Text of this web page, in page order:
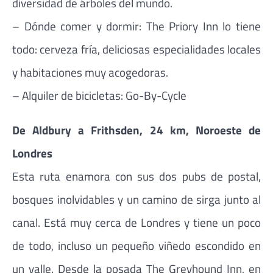
– Dónde comer y dormir: The Priory Inn lo tiene
todo: cerveza fría, deliciosas especialidades locales
y habitaciones muy acogedoras.
– Alquiler de bicicletas: Go-By-Cycle
De Aldbury a Frithsden, 24 km, Noroeste de
Londres
Esta ruta enamora con sus dos pubs de postal,
bosques inolvidables y un camino de sirga junto al
canal. Está muy cerca de Londres y tiene un poco
de todo, incluso un pequeño viñedo escondido en
un valle. Desde la posada The Greyhound Inn, en